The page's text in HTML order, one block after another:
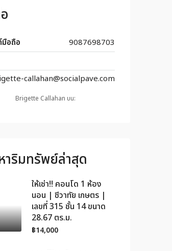
มือถือ
9087698703
callahan@socialpave.com
Brigette Callahan บน:
าริมทรัพย์ล่าสุด
ให้เช่า!! คอนโด 1 ห้อง
นอน | ชีวาทัย เกษตร |
เลขที่ 315 ชั้น 14 ขนาด
28.67 ตร.ม.
฿14,000